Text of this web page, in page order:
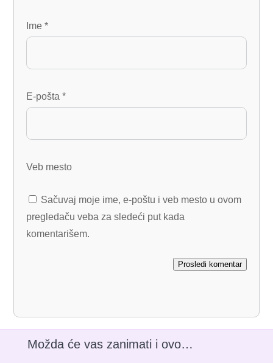
Ime*
E-pošta*
Veb mesto
Sačuvaj moje ime, e-poštu i veb mesto u ovom
pregledaču veba za sledeći put kada
komentarišem.
Prosledi komentar
Možda će vas zanimati i ovo…